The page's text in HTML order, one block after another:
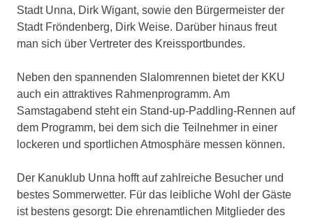
Stadt Unna, Dirk Wigant, sowie den Bürgermeister der
Stadt Fröndenberg, Dirk Weise. Darüber hinaus freut
man sich über Vertreter des Kreissportbundes.
Neben den spannenden Slalomrennen bietet der KKU
auch ein attraktives Rahmenprogramm. Am
Samstagabend steht ein Stand-up-Paddling-Rennen auf
dem Programm, bei dem sich die Teilnehmer in einer
lockeren und sportlichen Atmosphäre messen können.
Der Kanuklub Unna hofft auf zahlreiche Besucher und
bestes Sommerwetter. Für das leibliche Wohl der Gäste
ist bestens gesorgt: Die ehrenamtlichen Mitglieder des